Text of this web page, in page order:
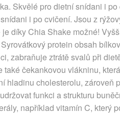
Skvělé pro dietní snídani i
i po cvičení. Jsou z
díky Chia Shake možné!
protein obsah
zabraňuje ztrátě svalů při
čekankovou vlákninu,
hladinu cholesterolu, zároveň
funkci a strukturu
například vitamín C, který